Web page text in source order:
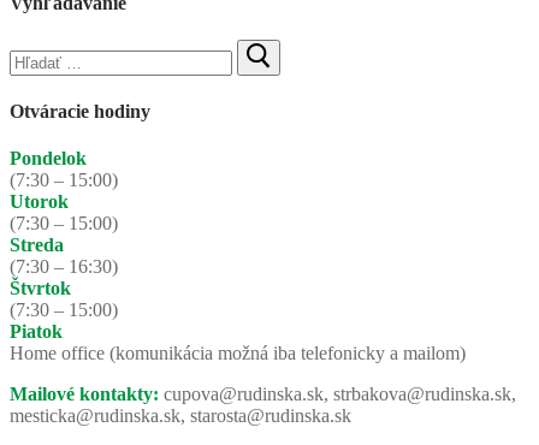
Hľadať:
Otváracie hodiny
Pondelok
(7:30 – 15:00)
Utorok
(7:30 – 15:00)
Streda
(7:30 – 16:30)
Štvrtok
(7:30 – 15:00)
Piatok
Home office (komunikácia možná iba telefonicky a mailom)
Mailové kontakty: cupova@rudinska.sk, strbakova@rudinska.sk,
mesticka@rudinska.sk, starosta@rudinska.sk